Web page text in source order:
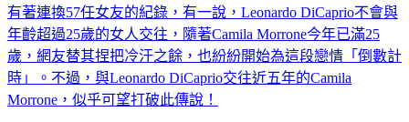
有著連換57任女友的紀錄，有一說，Leonardo DiCaprio不會與
年齡超過25歲的女人交往，隨著Camila Morrone今年已滿25
歲，網友替其捏把冷汗之餘，也紛紛開始為這段戀情「倒數計
時」。不過，與Leonardo DiCaprio交往近五年的Camila
Morrone，似乎可望打破此傳說！